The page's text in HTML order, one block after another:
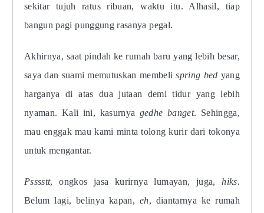
sekitar tujuh ratus ribuan, waktu itu. Alhasil, tiap
bangun pagi punggung rasanya pegal.
Akhirnya, saat pindah ke rumah baru yang lebih besar,
saya dan suami memutuskan membelispring bed yang
harganya di atas dua jutaan demi tidur yang lebih
nyaman. Kali ini, kasurnya gedhe banget. Sehingga,
mau enggak mau kami minta tolong kurir dari tokonya
untuk mengantar.
Psssstt, ongkos jasa kurirnya lumayan, juga,hiks.
Belum lagi, belinya kapan, eh, diantarnya ke rumah